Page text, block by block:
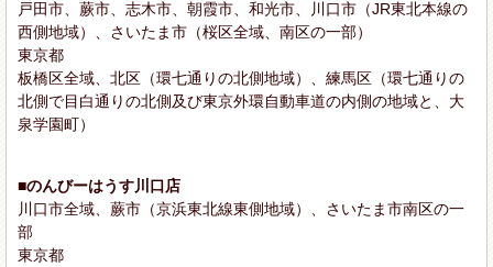
戸田市、蕨市、志木市、朝霞市、和光市、川口市（JR東北本線の
西側地域）、さいたま市（桜区全域、南区の一部）
東京都
板橋区全域、北区（環七通りの北側地域）、練馬区（環七通りの
北側で目白通りの北側及び東京外環自動車道の内側の地域と、大
泉学園町）
■のんびーはうす川口店
川口市全域、蕨市（京浜東北線東側地域）、さいたま市南区の一
部
東京都